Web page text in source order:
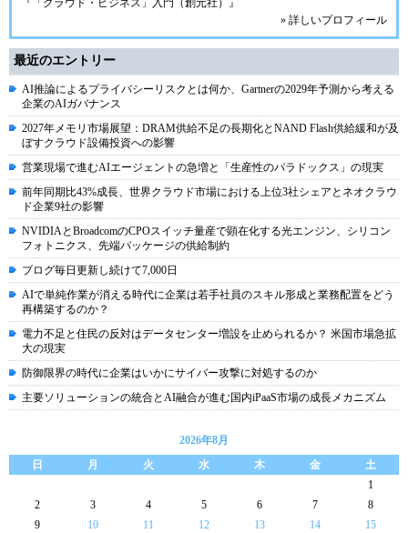
『「クラウド・ビジネス」入門（創元社）』
» 詳しいプロフィール
最近のエントリー
AI推論によるプライバシーリスクとは何か、Gartnerの2029年予測から考える
企業のAIガバナンス
2027年メモリ市場展望：DRAM供給不足の長期化とNAND Flash供給緩和が及
ぼすクラウド設備投資への影響
営業現場で進むAIエージェントの急増と「生産性のパラドックス」の現実
前年同期比43%成長、世界クラウド市場における上位3社シェアとネオクラウ
ド企業9社の影響
NVIDIAとBroadcomのCPOスイッチ量産で顕在化する光エンジン、シリコン
フォトニクス、先端パッケージの供給制約
ブログ毎日更新し続けて7,000日
AIで単純作業が消える時代に企業は若手社員のスキル形成と業務配置をどう
再構築するのか？
電力不足と住民の反対はデータセンター増設を止められるか？ 米国市場急拡
大の現実
防御限界の時代に企業はいかにサイバー攻撃に対処するのか
主要ソリューションの統合とAI融合が進む国内iPaaS市場の成長メカニズム
2026年8月
日
月 火 水 木 金
土
1
2
3 4 5 6 7
8
9
10 11 12 13 14
15